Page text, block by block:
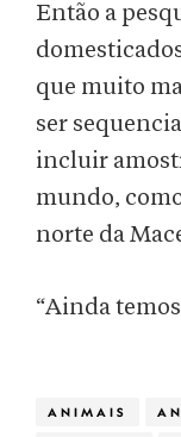
Então a
que muito
ser
incluir
mundo,
norte da
“Ainda
ANIMAIS